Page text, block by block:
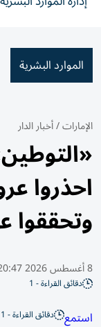
الموارد البشرية
الإمارات/أخبار الدار
احذروا
وتحققوا
8 أغسطس 2026 20:47 مساء
دقائق القراءة - 1
استمع دقائق القراءة - 1